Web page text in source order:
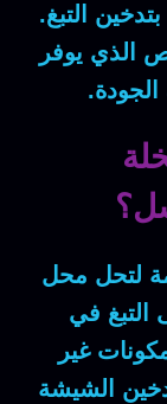
التبغ.
الذي يوفر
الجودة.
لتحل محل
التبغ في
غير
الشيشة